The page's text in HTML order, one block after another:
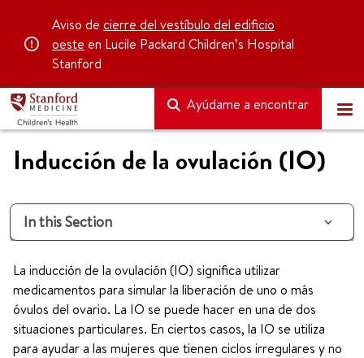
Aviso de cierre del vestíbulo del edificio
oeste en Lucile Packard Children’s Hospital
Stanford
Ayúdame a encontrar
Inducción de la ovulación (IO)
In this Section
La inducción de la ovulación (IO) significa utilizar
medicamentos para simular la liberación de uno o más
óvulos del ovario. La IO se puede hacer en una de dos
situaciones particulares. En ciertos casos, la IO se utiliza
para ayudar a las mujeres que tienen ciclos irregulares y no